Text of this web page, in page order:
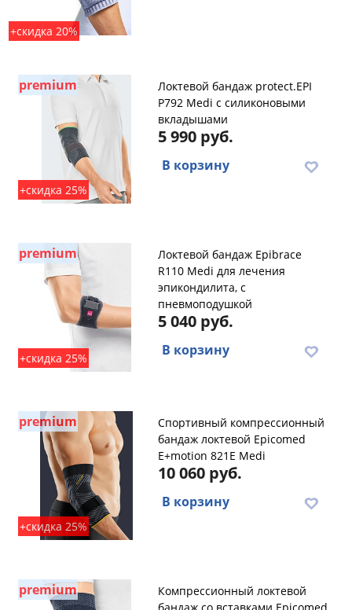
+скидка 20%
premium
+скидка 25%
Локтевой бандаж protect.EPI
P792 Medi с силиконовыми
вкладышами
5 990 руб.
В корзину
premium
+скидка 25%
Локтевой бандаж Epibrace
R110 Medi для лечения
эпикондилита, с
пневмоподушкой
5 040 руб.
В корзину
premium
+скидка 25%
Спортивный компрессионный
бандаж локтевой Epicomed
E+motion 821E Medi
10 060 руб.
В корзину
premium
Компрессионный локтевой